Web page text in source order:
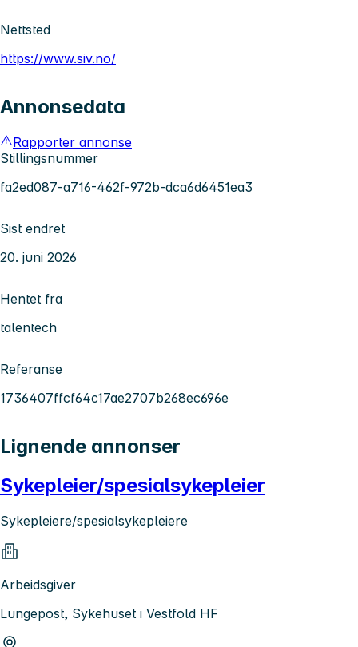
Nettsted
https://www.siv.no/
Annonsedata
Rapporter annonse
Stillingsnummer
fa2ed087-a716-462f-972b-dca6d6451ea3
Sist endret
20. juni 2026
Hentet fra
talentech
Referanse
1736407ffcf64c17ae2707b268ec696e
Lignende annonser
Sykepleier/spesialsykepleier
Sykepleiere/spesialsykepleiere
Arbeidsgiver
Lungepost, Sykehuset i Vestfold HF